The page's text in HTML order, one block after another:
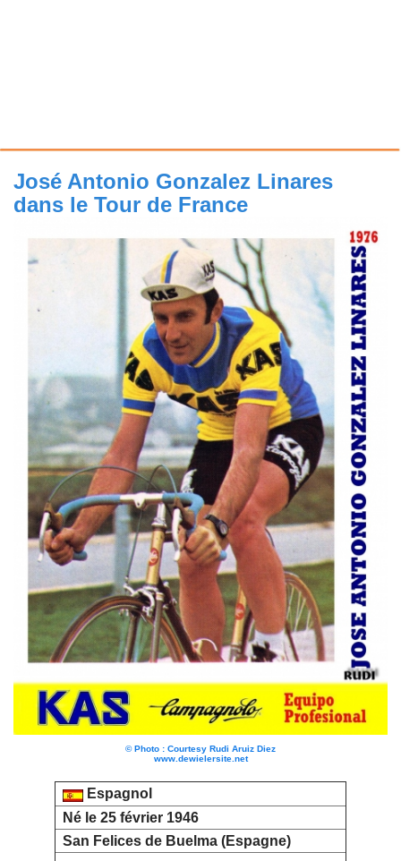
José Antonio Gonzalez Linares
dans le Tour de France
© Photo : Courtesy Rudi Aruiz Diez
www.dewielersite.net
Espagnol
Né le 25 février 1946
San Felices de Buelma (Espagne)